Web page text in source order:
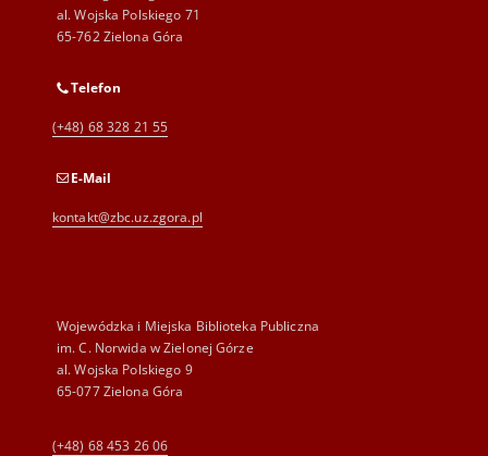
al. Wojska Polskiego 71
65-762 Zielona Góra
Telefon
(+48) 68 328 21 55
E-Mail
kontakt@zbc.uz.zgora.pl
Wojewódzka i Miejska Biblioteka Publiczna
im. C. Norwida w Zielonej Górze
al. Wojska Polskiego 9
65-077 Zielona Góra
(+48) 68 453 26 06